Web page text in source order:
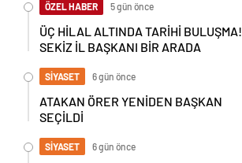
ÖZEL HABER 5 gün önce
ÜÇ HİLAL ALTINDA TARİHİ BULUŞMA!
SEKİZ İL BAŞKANI BİR ARADA
SİYASET 6 gün önce
ATAKAN ÖRER YENİDEN BAŞKAN
SEÇİLDİ
SİYASET 6 gün önce